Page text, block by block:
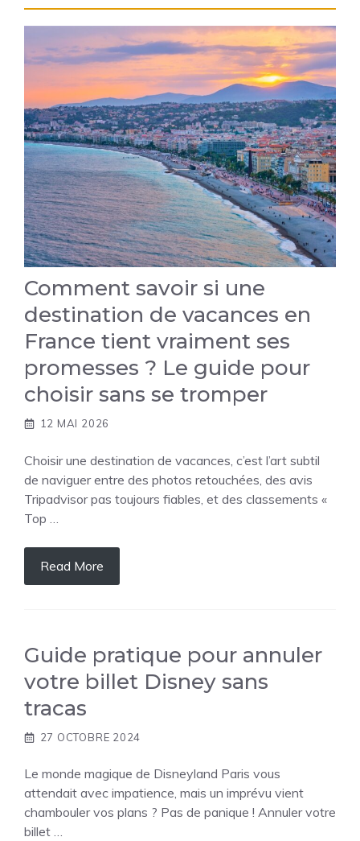
Comment savoir si une
destination de vacances en
France tient vraiment ses
promesses ? Le guide pour
choisir sans se tromper
12 MAI 2026
Choisir une destination de vacances, c’est l’art subtil
de naviguer entre des photos retouchées, des avis
Tripadvisor pas toujours fiables, et des classements «
Top …
Read More
Guide pratique pour annuler
votre billet Disney sans
tracas
27 OCTOBRE 2024
Le monde magique de Disneyland Paris vous
attendait avec impatience, mais un imprévu vient
chambouler vos plans ? Pas de panique ! Annuler votre
billet …